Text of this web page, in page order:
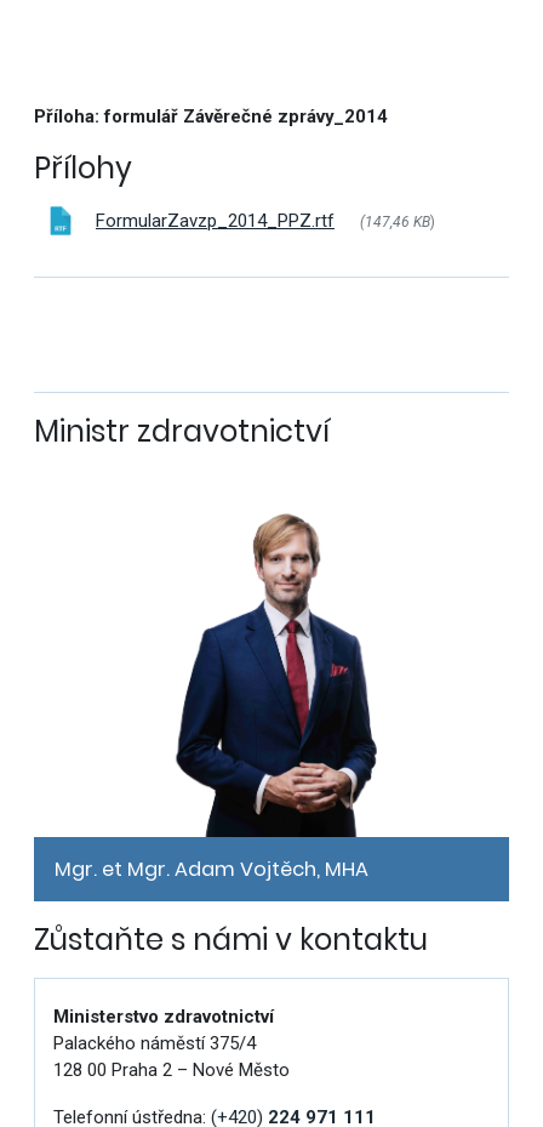
Příloha: formulář Závěrečné zprávy_2014
Přílohy
FormularZavzp_2014_PPZ.rtf (147,46 KB)
Ministr zdravotnictví
Mgr. et Mgr. Adam Vojtěch, MHA
Zůstaňte s námi v kontaktu
Ministerstvo zdravotnictví
Palackého náměstí 375/4
128 00 Praha 2 – Nové Město
Telefonní ústředna: (+420) 224 971 111